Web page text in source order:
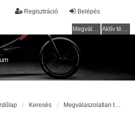
Belépés
Regisztráció
Megválaszolatlan témák Aktív témák
Keresés